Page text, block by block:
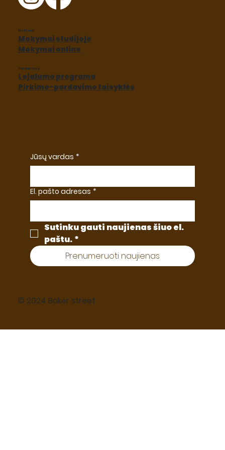
Parduotuvė
Lojalumo programa
Pirkimo-pardavimo taisyklės
Mokymai
Mokymai studijoje
Mokymai online
Jūsų vardas *
El. pašto adresas *
Sutinku gauti naujienas šiuo el.
paštu. *
Prenumeruoti naujienas
© 2024 Baker street